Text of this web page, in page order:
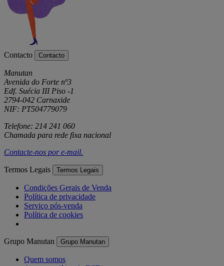
Contacto Contacto
Manutan
Avenida do Forte nº3
Edf. Suécia III Piso -1
2794-042 Carnaxide
NIF: PT504779079
Telefone: 214 241 060
Chamada para rede fixa nacional
Contacte-nos pore-mail.
Termos Legais Termos Legais
Condições Gerais de Venda
Política de privacidade
Serviço pós-venda
Política de cookies
Grupo Manutan Grupo Manutan
Quem somos